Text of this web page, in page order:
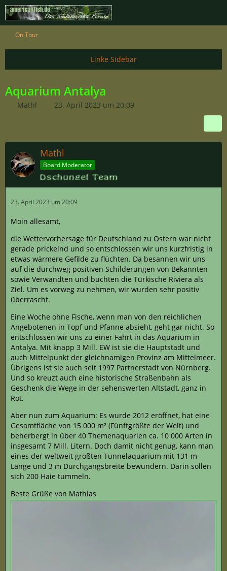
On Tour
Aquarium Antalya
Mathl 23. April 2023 um 20:09
Mathl
Board Moderator
23. April 2023 um 20:09
Moin allesamt,
die Wettervorhersage für Deutschland zu Ostern war nicht
gerade prickelnd und so entschlossen wir uns kurzfristig in
etwas wärmere Gefilde zu flüchten. Da besannen wir uns
auf die durchweg positiven Schilderungen von Bekannten
sowie Verwandten und buchten die Türkische Riviera als
Ziel. Um es vorweg zu nehmen, wir wurden sehr positiv
überrascht.
Eine Woche ohne Fische, wenn man von den reichlichen
Angebotenen in Topf und Pfanne absieht, geht gar nicht. So
entschlossen wir uns zu einer Fahrt in das Aquarium in
Antalya. Mit knapp 3 Mill. EW ist sie die Hauptstadt und
auch Mittelpunkt der gleichnamigen Provinz am Mittelmeer.
Übrigens ist sie auch seit 1997 Partnerstadt von Nürnberg.
Und so kreuzt auch eine historische Straßenbahn als
Geschenk die Wege in der sehenswerten Altstadt, ganz in
Rot.
Aber nun zum Aquarium: Es wurde 2012 eröffnet, hat eine
Gesamtfläche von 15 000 m² (Fünftgrößte der Welt) und
beherbergt in über 40 Themenaquarien ca. 10 000 Arten in
insgesamt 7 Mill. Litern. Doch damit nicht genug, kann man
eines der weltweit größten Tunnelaquarium mit 131 m
Länge und 3 m Durchgangsbreite bewundern. Darin sollen
sich 200 Haie tummeln.
Beste Grüße von Mathias